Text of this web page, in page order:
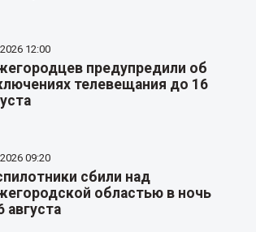
12:00
предупредили об
телевещания до 16
09:20
сбили над
областью в ночь
августа